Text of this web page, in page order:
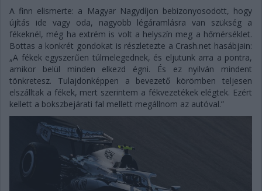
A finn elismerte: a Magyar Nagydíjon bebizonyosodott, hogy
újítás ide vagy oda, nagyobb légáramlásra van szükség a
fékeknél, még ha extrém is volt a helyszín meg a hőmérséklet.
Bottas a konkrét gondokat is részletezte a Crash.net hasábjain:
„A fékek egyszerűen túlmelegednek, és eljutunk arra a pontra,
amikor belül minden elkezd égni. És ez nyilván mindent
tönkretesz. Tulajdonképpen a bevezető körömben teljesen
elszálltak a fékek, mert szerintem a fékvezetékek elégtek. Ezért
kellett a bokszbejárati fal mellett megállnom az autóval.”